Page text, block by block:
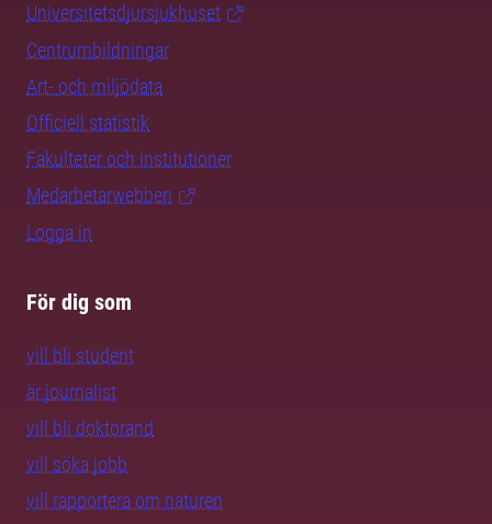
Universitetsdjursjukhuset
Centrumbildningar
Art- och miljödata
Officiell statistik
Fakulteter och institutioner
Medarbetarwebben
Logga in
För dig som
vill bli student
är journalist
vill bli doktorand
vill söka jobb
vill rapportera om naturen